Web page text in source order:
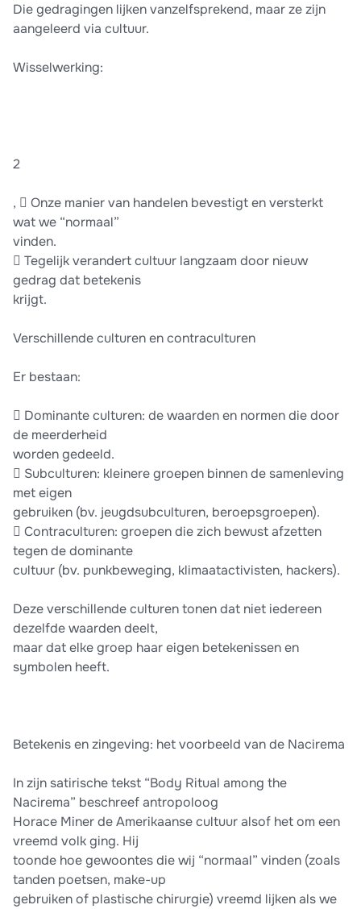
Die gedragingen lijken vanzelfsprekend, maar ze zijn
aangeleerd via cultuur.
Wisselwerking:
2
,  Onze manier van handelen bevestigt en versterkt
wat we “normaal”
vinden.
 Tegelijk verandert cultuur langzaam door nieuw
gedrag dat betekenis
krijgt.
Verschillende culturen en contraculturen
Er bestaan:
 Dominante culturen: de waarden en normen die door
de meerderheid
worden gedeeld.
 Subculturen: kleinere groepen binnen de samenleving
met eigen
gebruiken (bv. jeugdsubculturen, beroepsgroepen).
 Contraculturen: groepen die zich bewust afzetten
tegen de dominante
cultuur (bv. punkbeweging, klimaatactivisten, hackers).
Deze verschillende culturen tonen dat niet iedereen
dezelfde waarden deelt,
maar dat elke groep haar eigen betekenissen en
symbolen heeft.
Betekenis en zingeving: het voorbeeld van de Nacirema
In zijn satirische tekst “Body Ritual among the
Nacirema” beschreef antropoloog
Horace Miner de Amerikaanse cultuur alsof het om een
vreemd volk ging. Hij
toonde hoe gewoontes die wij “normaal” vinden (zoals
tanden poetsen, make-up
gebruiken of plastische chirurgie) vreemd lijken als we